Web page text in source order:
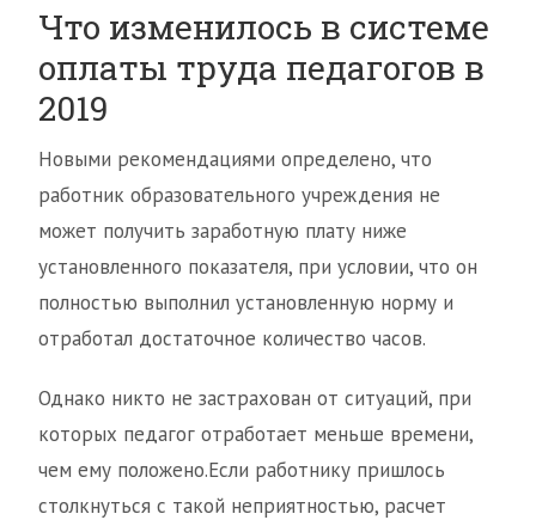
Что изменилось в системе
оплаты труда педагогов в
2019
Новыми рекомендациями определено, что
работник образовательного учреждения не
может получить заработную плату ниже
установленного показателя, при условии, что он
полностью выполнил установленную норму и
отработал достаточное количество часов.
Однако никто не застрахован от ситуаций, при
которых педагог отработает меньше времени,
чем ему положено.Если работнику пришлось
столкнуться с такой неприятностью, расчет